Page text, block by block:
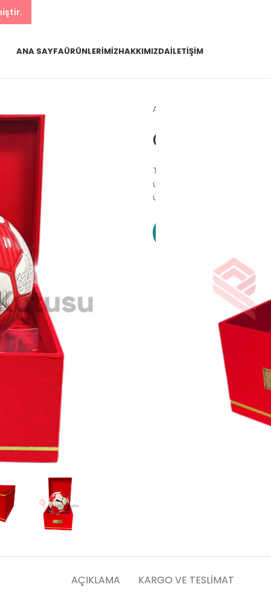
ANA SAYFAÜRÜNLERIMIZHAKKIMIZDAİLETIŞIM
Ana Sayfa
Özel
Talep edilen ölçülerde
ürünümüz ölçü ve sipariş
üzerinden detaylı bilgi ve
AÇIKLAMA KARGO VE TESLIMAT